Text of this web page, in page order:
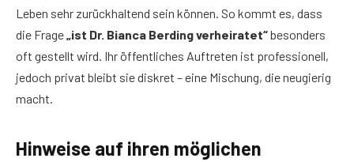
Leben sehr zurückhaltend sein können. So kommt es, dass
die Frage „ist Dr. Bianca Berding verheiratet“besonders
oft gestellt wird. Ihr öffentliches Auftreten ist professionell,
jedoch privat bleibt sie diskret – eine Mischung, die neugierig
macht.
Hinweise auf ihren möglichen